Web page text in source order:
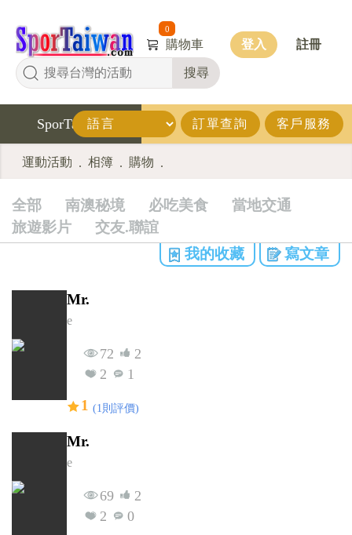
搜尋
0
購物車 登入 註冊
SporTaiwan 訂單查詢 客戶服務
運動活動 . 相簿 . 購物 .
全部 南澳秘境 必吃美食
當地交通
旅遊影片
交友.聯誼
我的收藏
寫文章
Mr.
e
72
2
2
1
1 (1則評價)
Mr.
e
69
2
2
0